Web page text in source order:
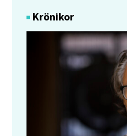
Krönikor